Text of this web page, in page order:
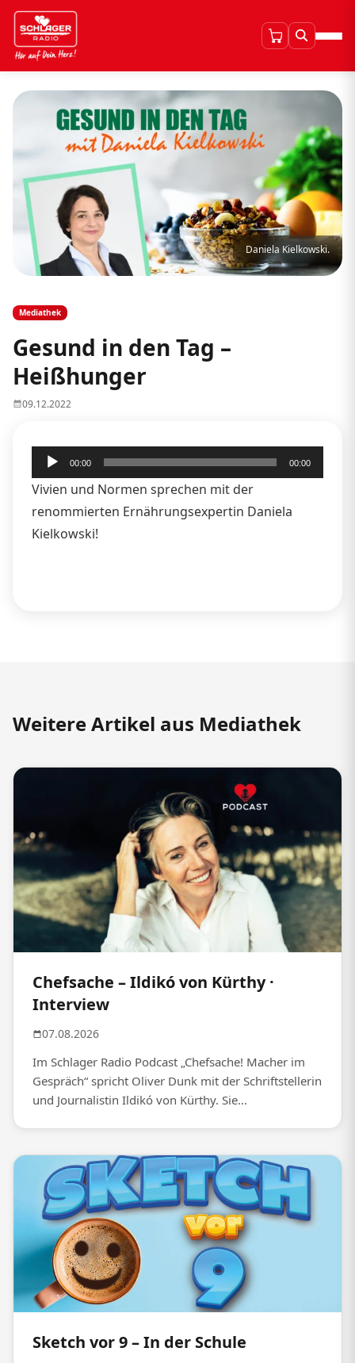
Daniela Kielkowski.
Mediathek
Gesund in den Tag –
Heißhunger
09.12.2022
Audio-
Player
00:00 00:00
Vivien und Normen sprechen mit der
renommierten Ernährungsexpertin Daniela
Kielkowski!
Weitere Artikel aus Mediathek
Chefsache – Ildikó von Kürthy ·
Interview
07.08.2026
Im Schlager Radio Podcast „Chefsache! Macher im
Gespräch“ spricht Oliver Dunk mit der Schriftstellerin
und Journalistin Ildikó von Kürthy. Sie...
Sketch vor 9 – In der Schule